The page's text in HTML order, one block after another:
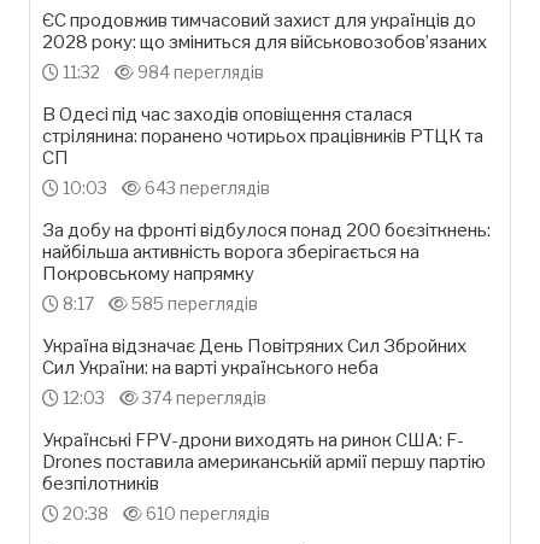
ЄС продовжив тимчасовий захист для українців до
2028 року: що зміниться для військовозобов’язаних
11:32 984 переглядів
В Одесі під час заходів оповіщення сталася
стрілянина: поранено чотирьох працівників РТЦК та
СП
10:03 643 переглядів
За добу на фронті відбулося понад 200 боєзіткнень:
найбільша активність ворога зберігається на
Покровському напрямку
8:17 585 переглядів
Україна відзначає День Повітряних Сил Збройних
Сил України: на варті українського неба
12:03 374 переглядів
Українські FPV-дрони виходять на ринок США: F-
Drones поставила американській армії першу партію
безпілотників
20:38 610 переглядів